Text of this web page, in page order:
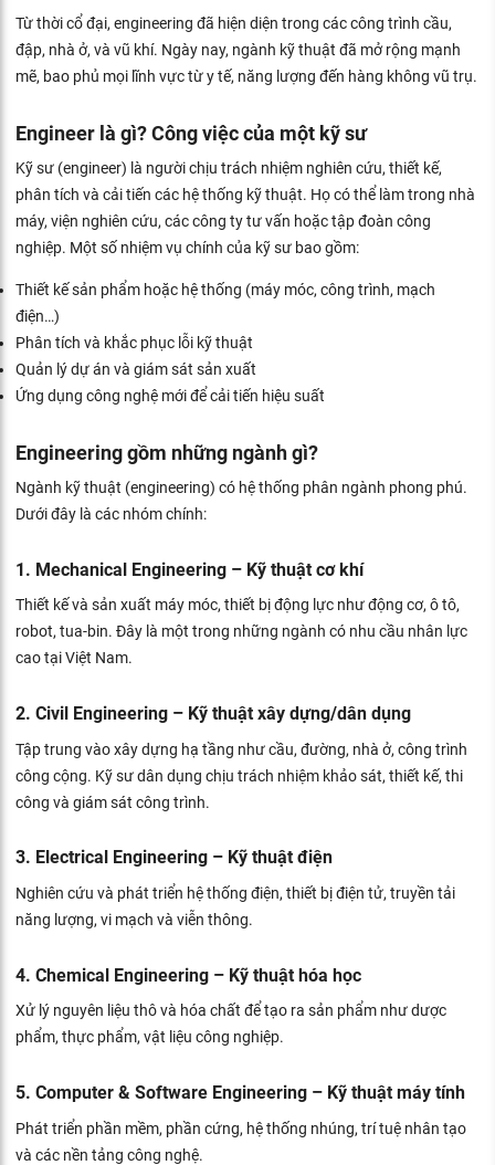
Từ thời cổ đại, engineering đã hiện diện trong các công trình cầu,
đập, nhà ở, và vũ khí. Ngày nay, ngành kỹ thuật đã mở rộng mạnh
mẽ, bao phủ mọi lĩnh vực từ y tế, năng lượng đến hàng không vũ trụ.
Engineer là gì? Công việc của một kỹ sư
Kỹ sư (engineer) là người chịu trách nhiệm nghiên cứu, thiết kế,
phân tích và cải tiến các hệ thống kỹ thuật. Họ có thể làm trong nhà
máy, viện nghiên cứu, các công ty tư vấn hoặc tập đoàn công
nghiệp. Một số nhiệm vụ chính của kỹ sư bao gồm:
Thiết kế sản phẩm hoặc hệ thống (máy móc, công trình, mạch
điện…)
Phân tích và khắc phục lỗi kỹ thuật
Quản lý dự án và giám sát sản xuất
Ứng dụng công nghệ mới để cải tiến hiệu suất
Engineering gồm những ngành gì?
Ngành kỹ thuật (engineering) có hệ thống phân ngành phong phú.
Dưới đây là các nhóm chính:
1. Mechanical Engineering – Kỹ thuật cơ khí
Thiết kế và sản xuất máy móc, thiết bị động lực như động cơ, ô tô,
robot, tua-bin. Đây là một trong những ngành có nhu cầu nhân lực
cao tại Việt Nam.
2. Civil Engineering – Kỹ thuật xây dựng/dân dụng
Tập trung vào xây dựng hạ tầng như cầu, đường, nhà ở, công trình
công cộng. Kỹ sư dân dụng chịu trách nhiệm khảo sát, thiết kế, thi
công và giám sát công trình.
3. Electrical Engineering – Kỹ thuật điện
Nghiên cứu và phát triển hệ thống điện, thiết bị điện tử, truyền tải
năng lượng, vi mạch và viễn thông.
4. Chemical Engineering – Kỹ thuật hóa học
Xử lý nguyên liệu thô và hóa chất để tạo ra sản phẩm như dược
phẩm, thực phẩm, vật liệu công nghiệp.
5. Computer & Software Engineering – Kỹ thuật máy tính
Phát triển phần mềm, phần cứng, hệ thống nhúng, trí tuệ nhân tạo
và các nền tảng công nghệ.